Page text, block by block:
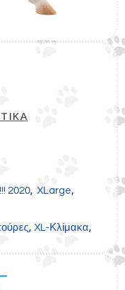
2020, XLarge,
, XL-Κλίμακα,